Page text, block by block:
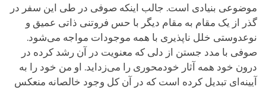
موضوعی بنیادی است. جالب اینکه صوفی در طی این سفر در
گذر از یک مقام به مقام دیگر با حس فروتنی ذاتی عمیق و
نوعدوستی خلل ناپذیری با همه موجودات مواجه می‌شود.
صوفی با مدد جستن از دلی که معنویت در آن رشد کرده در
درون خود همه آثار خودمحوری را می‌زداید. او من خود را به
آیینه‌ای تبدیل کرده ‌است که در آن کل وجود خالصانه منعکس